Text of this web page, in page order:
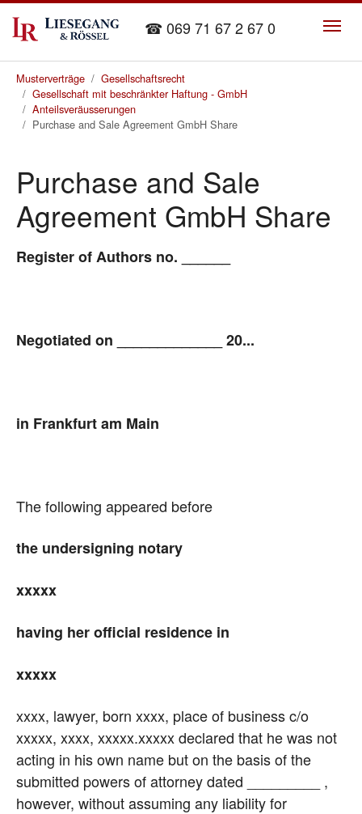
Skip to main content
☎ 069 71 67 2 67 0
You are here:
Musterverträge
Gesellschaftsrecht
Gesellschaft mit beschränkter Haftung - GmbH
Anteilsveräusserungen
Purchase and Sale Agreement GmbH Share
Purchase and Sale
Agreement GmbH Share
Register of Authors no. ______
Negotiated on _____________ 20...
in Frankfurt am Main
The following appeared before
the undersigning notary
xxxxx
having her official residence in
xxxxx
xxxx, lawyer, born xxxx, place of business c/o
xxxxx, xxxx, xxxxx.xxxxx declared that he was not
acting in his own name but on the basis of the
submitted powers of attorney dated _________ ,
however, without assuming any liability for